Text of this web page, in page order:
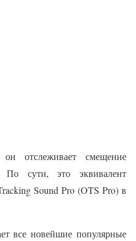
отслеживает смещение
По сути, это эквивалент
Sound Pro (OTS Pro) в
все новейшие популярные